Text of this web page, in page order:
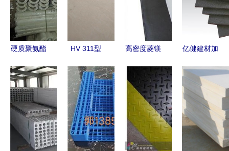
硬质聚氨酯
高效保温与
结构稳定的
理想选择
——大城华
鑫保温材料
HV 311型
板 科技与
美学的完美
融合
高密度菱镁
市建筑行业
的新选择
——欧拉德
建材品质保
障
亿健建材加
材创业的成
功之路